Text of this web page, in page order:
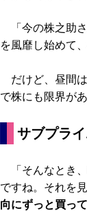
「今の株之助
を風靡し始めて
だけど、昼間
で株にも限界が
サブプラ
「そんなとき
ですね。それを見
向にずっと買って